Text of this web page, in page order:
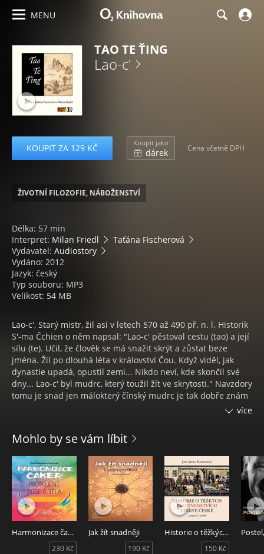
MENU
TAO TE ŤING
Lao-c'
KOUPIT ZA 129 KČ Koupit jako
dárek Cena včetně DPH
ŽIVOTNÍ FILOZOFIE, NÁBOŽENSTVÍ
Délka: 57 min
Interpret: Milan Friedl
Taťána Fischerová
Vydavatel: Audiostory
Vydáno: 2012
Jazyk: český
Typ souboru: MP3
Velikost: 54 MB
Lao-c', Starý mistr, žil asi v letech 570 až 490 př. n. l. Historik
S'-ma Čchien o něm napsal: "Lao-c' pěstoval cestu (tao) a její
sílu (te). Učil, že člověk se má snažit skrýt a zůstat beze
jména. Žil po dlouhá léta v království Čou. Když viděl, jak
dynastie upadá, opustil zemi... Nikdo neví, kde skončil své
dny... Lao-c' byl mudrc, který toužil žít ve skrytosti." Navzdory
tomu je snad jen málokterý čínský mudrc je tak dobře znám
jako tento legendární zakladatel taoismu. Jeho Tao te ťing
západních jazyků. V současnosti je rovněž považován za
jedno z klíčových děl světové filosofie, které v budoucnu
pravděpodobně přinese ještě mnoho nových podnětů.
Tao Te Ťing - audiokniha obsahuje myšlenky čínského
mudrce Lao-c'. Titul předčítá Taťána Fischerová a Milan
Friedl.
více
Mohlo by se vám líbit
Harmonizace čaker, propojení duše a těla
230 Kč
Jak žít snadněji
190 Kč
Historie o těžkých protivenstvích církve české - v jazyce 21. století
150 Kč